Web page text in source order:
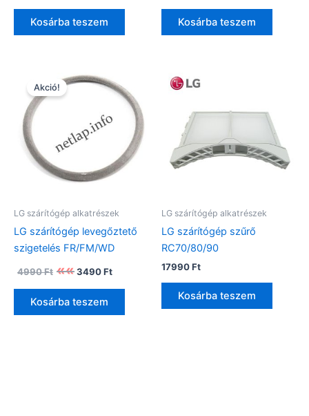
Kosárba teszem Kosárba teszem
Akció!
LG szárítógép alkatrészek
LG szárítógép levegőztető
szigetelés FR/FM/WD
4990Ft
Original
price
was:
4990 Ft.
3490Ft
price
is:
Kosárba teszem
LG szárítógép alkatrészek
LG szárítógép szűrő
RC70/80/90
17990Ft
Kosárba teszem